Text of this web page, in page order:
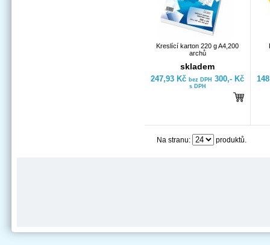
Kreslící karton 220 g A4,200
archů
skladem
247,93 Kč bez DPH 300,- Kč
s DPH
Na stranu: produktů.